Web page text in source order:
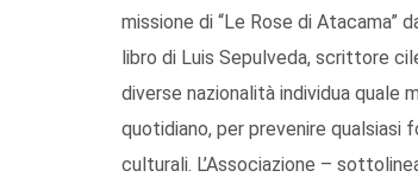
missione di “Le Rose di
libro di Luis Sepulveda, scrittore
diverse nazionalità individua quale
quotidiano, per prevenire qualsiasi
culturali. L’Associazione –